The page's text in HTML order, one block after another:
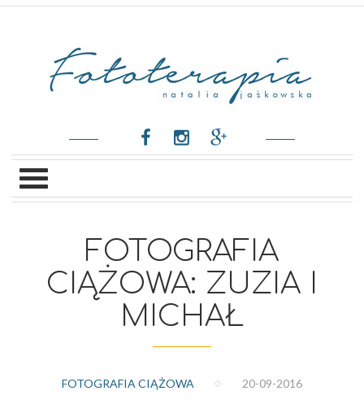
FOTOGRAFIA
CIĄŻOWA: ZUZIA I
MICHAŁ
FOTOGRAFIA CIĄŻOWA 20-09-2016